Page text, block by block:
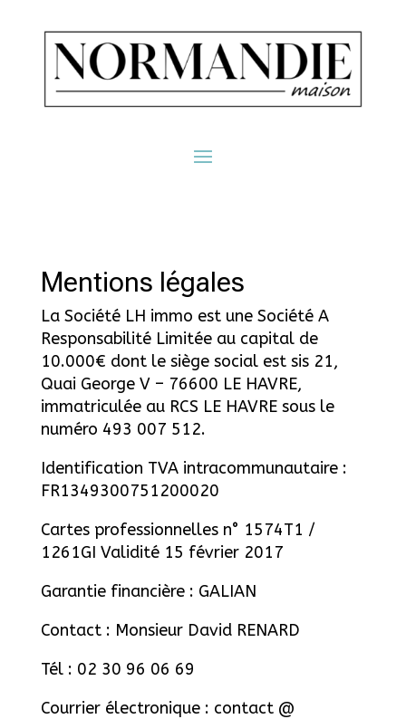
Mentions légales
La Société LH immo est une Société A
Responsabilité Limitée au capital de
10.000€ dont le siège social est sis 21,
Quai George V – 76600 LE HAVRE,
immatriculée au RCS LE HAVRE sous le
numéro 493 007 512.
Identification TVA intracommunautaire :
FR1349300751200020
Cartes professionnelles n° 1574T1 /
1261GI Validité 15 février 2017
Garantie financière : GALIAN
Contact : Monsieur David RENARD
Tél : 02 30 96 06 69
Courrier électronique : contact @